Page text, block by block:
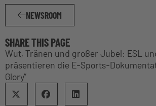
NEWSROOM
SHARE THIS PAGE
Wut, Tränen und großer Jubel: ESL
präsentieren die E-Sports-
Glory”